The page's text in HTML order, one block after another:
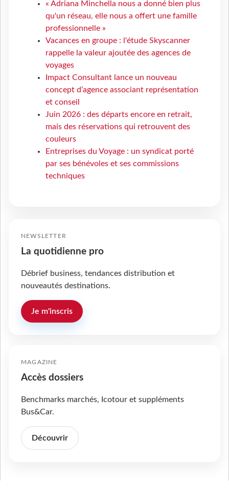
« Adriana Minchella nous a donné bien plus
qu'un réseau, elle nous a offert une famille
professionnelle »
Vacances en groupe : l'étude Skyscanner
rappelle la valeur ajoutée des agences de
voyages
Impact Consultant lance un nouveau
concept d’agence associant représentation
et conseil
Juin 2026 : des départs encore en retrait,
mais des réservations qui retrouvent des
couleurs
Entreprises du Voyage : un syndicat porté
par ses bénévoles et ses commissions
techniques
NEWSLETTER
La quotidienne pro
Débrief business, tendances distribution et
nouveautés destinations.
Je m'inscris
MAGAZINE
Accès dossiers
Benchmarks marchés, Icotour et suppléments
Bus&Car.
Découvrir